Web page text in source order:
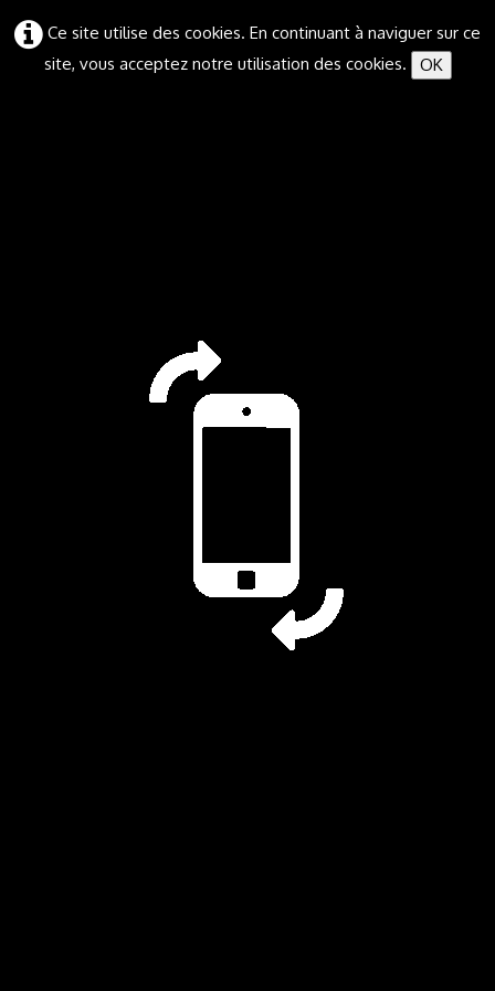
Ce site utilise des cookies. En continuant à naviguer sur ce
site, vous acceptez notre utilisation des cookies.
OK